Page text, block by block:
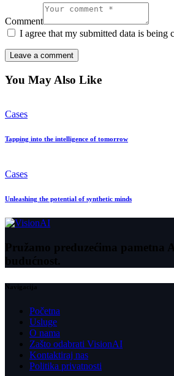
Comment
I agree that my submitted data is being
You May Also Like
Cases
Tapping into the intelligence of tomorrow
Cases
Unleashing the potential of synthetic minds
Pružamo preduzećima pametna
budućnost.
Navigacija
Početna
Usluge
O nama
Zašto odabrati VisionAI
Kontaktiraj nas
Politika privatnosti